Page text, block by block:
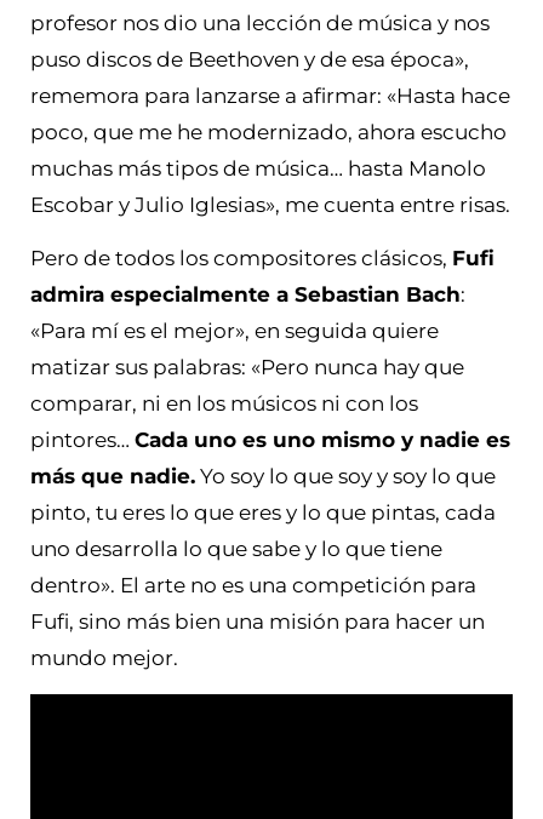
profesor nos dio una lección de música y nos
puso discos de Beethoven y de esa época»,
rememora para lanzarse a afirmar: «Hasta hace
poco, que me he modernizado, ahora escucho
muchas más tipos de música… hasta Manolo
Escobar y Julio Iglesias», me cuenta entre risas.
Pero de todos los compositores clásicos, Fufi
admira especialmente a Sebastian Bach:
«Para mí es el mejor», en seguida quiere
matizar sus palabras: «Pero nunca hay que
comparar, ni en los músicos ni con los
pintores… Cada uno es uno mismo y nadie es
más que nadie. Yo soy lo que soy y soy lo que
pinto, tu eres lo que eres y lo que pintas, cada
uno desarrolla lo que sabe y lo que tiene
dentro». El arte no es una competición para
Fufi, sino más bien una misión para hacer un
mundo mejor.